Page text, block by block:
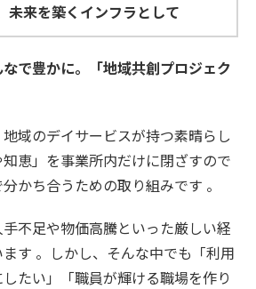
未来を築くインフラとして
で豊かに。「地域共創プロジェク
域のデイサービスが持つ素晴らし
恵」を事業所内だけに閉ざすので
かち合うための取り組みです 。
不足や物価高騰といった厳しい経
す 。しかし、そんな中でも「利用
たい」「職員が輝ける職場を作り